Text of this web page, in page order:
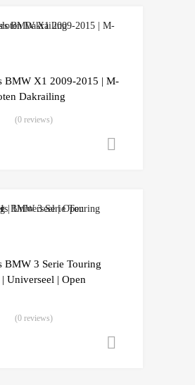
BMW X1 2009-2015 | M-
Dakrailing
(0 reviews)
BMW 3 Serie Touring
Universeel | Open
(0 reviews)